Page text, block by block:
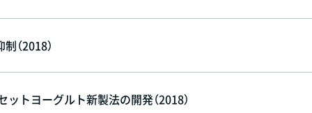
（2018）
ットヨーグルト新製法の開発（2018）